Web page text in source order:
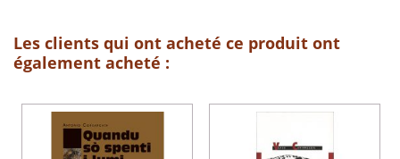
Les clients qui ont acheté ce produit ont
également acheté :